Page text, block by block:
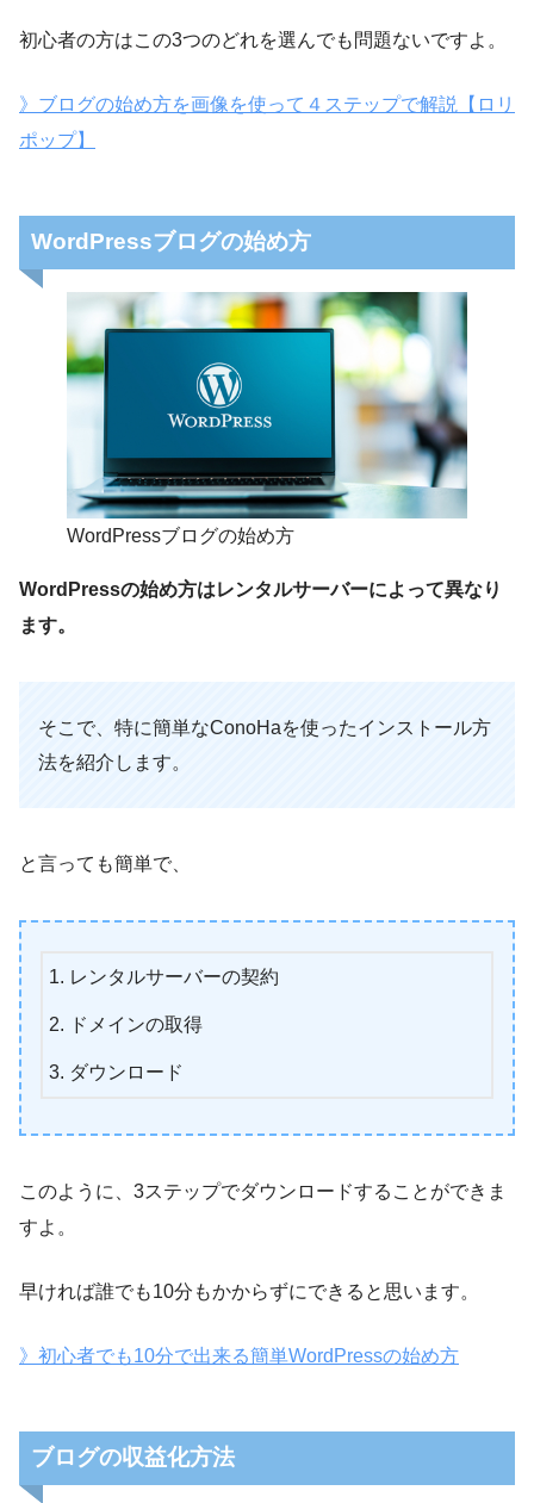
初心者の方はこの3つのどれを選んでも問題ないですよ。
》ブログの始め方を画像を使って４ステップで解説【ロリ
ポップ】
WordPressブログの始め方
WordPressブログの始め方
WordPressの始め方はレンタルサーバーによって異なり
ます。
そこで、特に簡単なConoHaを使ったインストール方
法を紹介します。
と言っても簡単で、
レンタルサーバーの契約
ドメインの取得
ダウンロード
このように、3ステップでダウンロードすることができま
すよ。
早ければ誰でも10分もかからずにできると思います。
》初心者でも10分で出来る簡単WordPressの始め方
ブログの収益化方法